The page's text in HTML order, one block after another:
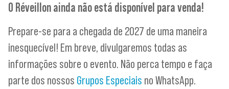
O Réveillon ainda não está disponível para venda!
Prepare-se para a chegada de 2027 de uma maneira
inesquecível! Em breve, divulgaremos todas as
informações sobre o evento. Não perca tempo e faça
parte dos nossos Grupos Especiais no WhatsApp.